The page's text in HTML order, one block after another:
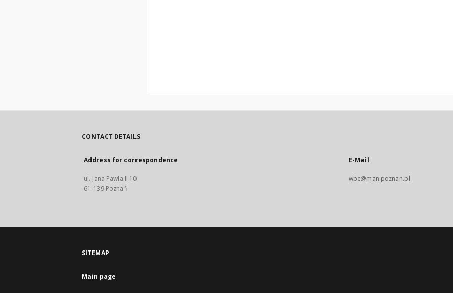
CONTACT DETAILS
Address for correspondence
ul. Jana Pawła II 10
61-139 Poznań
E-Mail
wbc@man.poznan.pl
SITEMAP
Main page